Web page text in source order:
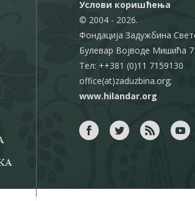
Услови коришћења
© 2004 - 2026.
Фондација Задужбина
Булевар Војводе Мишића
Тел: ++381 (0)11 7159130
office(at)zaduzbina.org;
www.hilandar.org